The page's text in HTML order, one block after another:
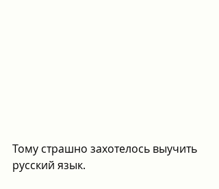
Тому страшно захотелось выучить
русский язык.